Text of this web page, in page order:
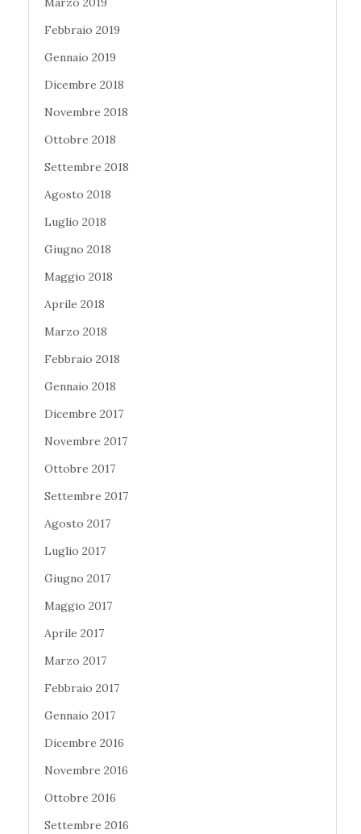
Febbraio 2019
Gennaio 2019
Dicembre 2018
Novembre 2018
Ottobre 2018
Settembre 2018
Agosto 2018
Luglio 2018
Giugno 2018
Maggio 2018
Aprile 2018
Marzo 2018
Febbraio 2018
Gennaio 2018
Dicembre 2017
Novembre 2017
Ottobre 2017
Settembre 2017
Agosto 2017
Luglio 2017
Giugno 2017
Maggio 2017
Aprile 2017
Marzo 2017
Febbraio 2017
Gennaio 2017
Dicembre 2016
Novembre 2016
Ottobre 2016
Settembre 2016